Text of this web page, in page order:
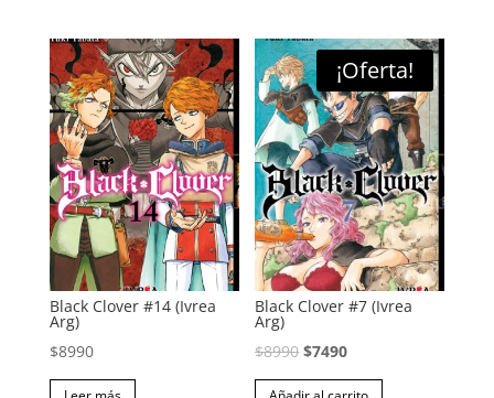
$17990.$14990.
Black Clover #14 (Ivrea
Arg)
$8990
¡Oferta!
Black Clover #7 (Ivrea
Arg)
$8990 El
precio
$7490El
precio